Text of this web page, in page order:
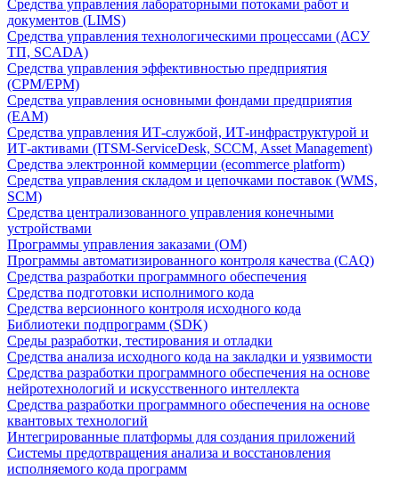
Средства управления лабораторными потоками работ и
документов (LIMS)
Средства управления технологическими процессами (АСУ
ТП, SCADA)
Средства управления эффективностью предприятия
(CPM/EPM)
Средства управления основными фондами предприятия
(EAM)
Средства управления ИТ-службой, ИТ-инфраструктурой и
ИТ-активами (ITSM-ServiceDesk, SCCM, Asset Management)
Средства электронной коммерции (ecommerce platform)
Средства управления складом и цепочками поставок (WMS,
SCM)
Средства централизованного управления конечными
устройствами
Программы управления заказами (OM)
Программы автоматизированного контроля качества (CAQ)
Средства разработки программного обеспечения
Средства подготовки исполнимого кода
Средства версионного контроля исходного кода
Библиотеки подпрограмм (SDK)
Среды разработки, тестирования и отладки
Средства анализа исходного кода на закладки и уязвимости
Средства разработки программного обеспечения на основе
нейротехнологий и искусственного интеллекта
Средства разработки программного обеспечения на основе
квантовых технологий
Интегрированные платформы для создания приложений
Системы предотвращения анализа и восстановления
исполняемого кода программ